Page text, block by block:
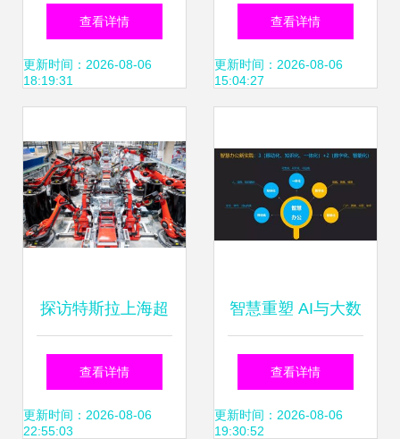
据的常见误解与真
实的大数据服务
查看详情
更新时间：2026-08-06
18:19:31
数据产品服务，汇
纳科技或将为商业
考——2019WAIC
企业访谈
查看详情
更新时间：2026-08-06
15:04:27
探访特斯拉上海超
级工厂 品控背后的
数据驱动之道
查看详情
更新时间：2026-08-06
22:55:03
智慧重塑 AI与大数
据时代下的制造业
办公救赎
查看详情
更新时间：2026-08-06
19:30:52